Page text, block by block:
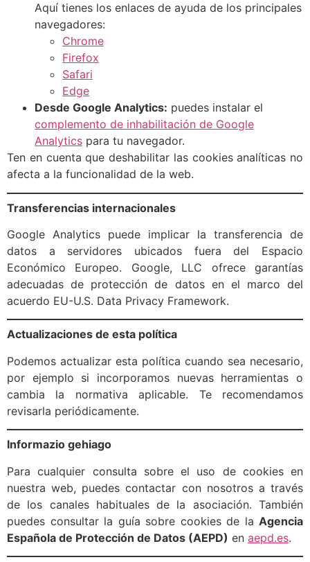
Aquí tienes los enlaces de ayuda de los principales
navegadores:
Chrome
Firefox
Safari
Edge
Desde Google Analytics: puedes instalar el
complemento de inhabilitación de Google
Analytics para tu navegador.
Ten en cuenta que deshabilitar las cookies analíticas no
afecta a la funcionalidad de la web.
Transferencias internacionales
Google Analytics puede implicar la transferencia de
datos a servidores ubicados fuera del Espacio
Económico Europeo. Google, LLC ofrece garantías
adecuadas de protección de datos en el marco del
acuerdo EU-U.S. Data Privacy Framework.
Actualizaciones de esta política
Podemos actualizar esta política cuando sea necesario,
por ejemplo si incorporamos nuevas herramientas o
cambia la normativa aplicable. Te recomendamos
revisarla periódicamente.
Informazio gehiago
Para cualquier consulta sobre el uso de cookies en
nuestra web, puedes contactar con nosotros a través
de los canales habituales de la asociación. También
puedes consultar la guía sobre cookies de la Agencia
Española de Protección de Datos (AEPD) en aepd.es.